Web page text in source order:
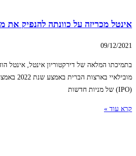
אינטל מכריזה על כוונתה להנפיק את
09/12/2021
בתמיכתו המלאה של דירקטוריון אינטל, אינטל
מובילאיי
(IPO) של מניות חדשות
קרא עוד »